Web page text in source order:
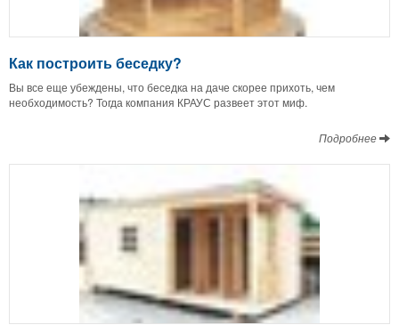
Как построить беседку?
Вы все еще убеждены, что беседка на даче скорее прихоть, чем
необходимость? Тогда компания КРАУС развеет этот миф.
Подробнее